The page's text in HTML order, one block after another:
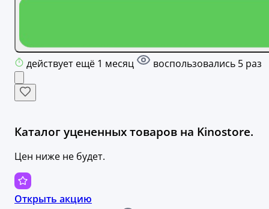
действует ещё 1 месяц воспользовались 5 раз
Каталог уцененных товаров на Kinostore.
Цен ниже не будет.
Открыть акцию